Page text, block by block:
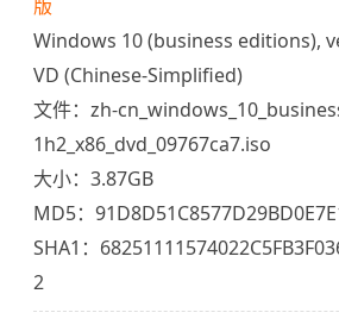
版
Windows 10 (business editions),
VD (Chinese-Simplified)
文件：zh-
1h2_x86_dvd_09767ca7.iso
大小：3.87GB
MD5：
SHA1：
2